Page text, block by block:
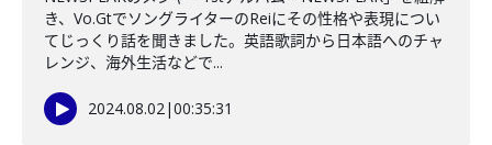
き、Vo.GtでソングライターのReiにその性格や表現につい
てじっくり話を聞きました。英語歌詞から日本語へのチャ
レンジ、海外生活などで...
2024.08.02|00:35:31